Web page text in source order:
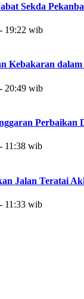
Sekda
19:22 wib
Kebakaran
20:49 wib
Perbaikan
11:38 wib
Jalan Teratai
11:33 wib